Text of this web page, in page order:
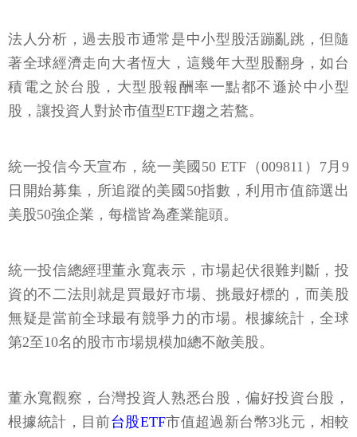
法人分析，過去股市通常是中小型股活蹦亂跳，但隨
著全球經濟走向大者恆大，這幾年大型股翻身，如台
積電之於台股，大型股報酬率一點都不遜於中小型
股，讓投資人對於市值型ETF趨之若鶩。
統一投信今天宣布，統一美國50 ETF（009811）7月9
日開始募集，所追蹤的美國50指數，利用市值篩選出
美股50強企業，每檔皆為產業龍頭。
統一投信總經理董永寬表示，市場起伏很難判斷，投
資的不二法則就是買最好市場、挑最好標的，而美股
無疑是當前全球最有競爭力的市場。根據統計，全球
第2至10名的股市市場規模加總不敵美股。
董永寬觀察，台灣投資人熟悉台股，偏好投資台股，
根據統計，目前台股ETF市值超過新台幣3兆元，相較